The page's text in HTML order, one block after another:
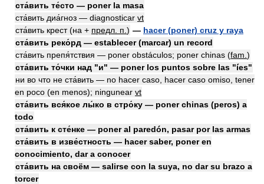
ста́вить те́сто — poner la masa
ста́вить диа́гноз — diagnosticar vt
ста́вить крест (на + предл. п. ) — hacer (poner) cruz y raya
ста́вить реко́рд — establecer (marcar) un record
ста́вить препя́тствия — poner obstáculos; poner chinas (fam. )
ста́вить то́чки над "и" — poner los puntos sobre las "íes"
ни во что не ста́вить — no hacer caso, hacer caso omiso, tener
en poco (en menos); ningunear vt
ста́вить вся́кое лы́ко в стро́ку — poner chinas (peros) a
todo
ста́вить к сте́нке — poner al paredón, pasar por las armas
ста́вить в изве́стность — hacer saber, poner en
conocimiento, dar a conocer
ста́вить на своём — salirse con la suya, no dar su brazo a
torcer